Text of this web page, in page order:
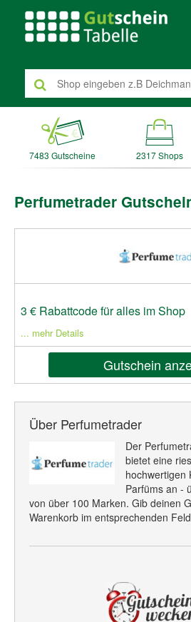
7483 Gutscheine 2317 Shops
Perfumetrader
3 € Rabattcode für alles im Shop
... mehr Details
Gutschein
Über Perfumetrader
Der
bietet eine
hochwertigen
Parfüms an -
von über 100 Marken. Gib deinen
Warenkorb im entsprechenden